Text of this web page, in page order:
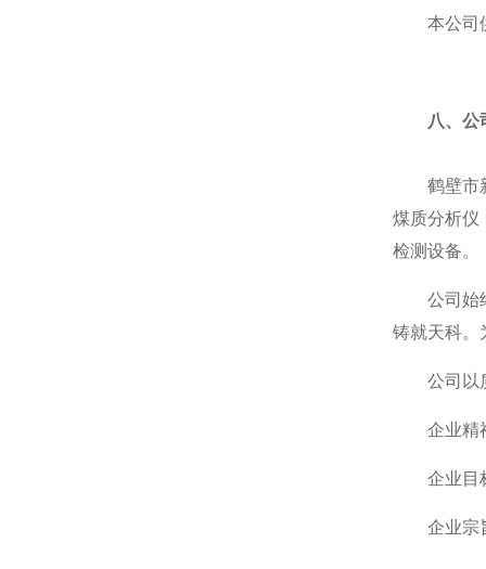
本公司
八、公
鹤壁市
煤质分析仪
检测设备。
公司始
铸就天科。
公司以
企业精
企业目
企业宗